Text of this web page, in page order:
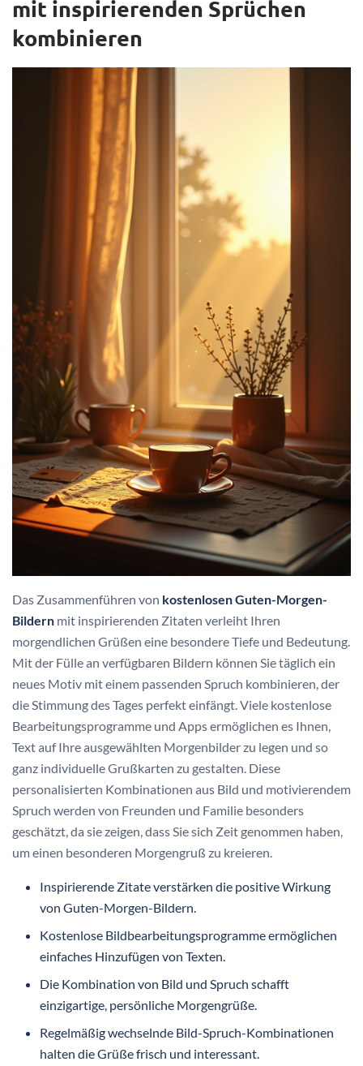
mit inspirierenden Sprüchen
kombinieren
Das Zusammenführen von kostenlosen Guten-Morgen-
Bildern mit inspirierenden Zitaten verleiht Ihren
morgendlichen Grüßen eine besondere Tiefe und Bedeutung.
Mit der Fülle an verfügbaren Bildern können Sie täglich ein
neues Motiv mit einem passenden Spruch kombinieren, der
die Stimmung des Tages perfekt einfängt. Viele kostenlose
Bearbeitungsprogramme und Apps ermöglichen es Ihnen,
Text auf Ihre ausgewählten Morgenbilder zu legen und so
ganz individuelle Grußkarten zu gestalten. Diese
personalisierten Kombinationen aus Bild und motivierendem
Spruch werden von Freunden und Familie besonders
geschätzt, da sie zeigen, dass Sie sich Zeit genommen haben,
um einen besonderen Morgengruß zu kreieren.
Inspirierende Zitate verstärken die positive Wirkung
von Guten-Morgen-Bildern.
Kostenlose Bildbearbeitungsprogramme ermöglichen
einfaches Hinzufügen von Texten.
Die Kombination von Bild und Spruch schafft
einzigartige, persönliche Morgengrüße.
Regelmäßig wechselnde Bild-Spruch-Kombinationen
halten die Grüße frisch und interessant.